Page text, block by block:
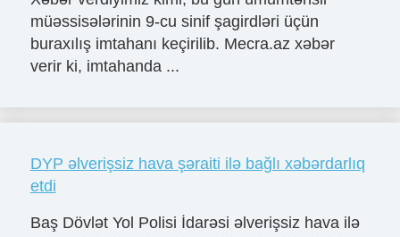
müəssisələrinin 9-cu sinif şagirdləri üçün
buraxılış imtahanı keçirilib. Mecra.az xəbər
verir ki, imtahanda ...
DYP əlverişsiz hava şəraiti ilə bağlı xəbərdarlıq
etdi
Baş Dövlət Yol Polisi İdarəsi əlverişsiz hava ilə